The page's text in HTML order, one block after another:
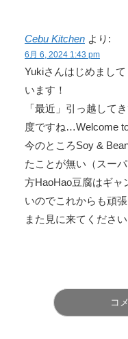
Cebu Kitchen より:
6月 6, 2024 1:43 pm
Yukiさんはじめまし
います！
「最近」引っ越して
度ですね…Welcome
今のところSoy &
たことが無い（スー
方HaoHao豆腐はギャ
いのでこれからも頑
また見に来てください
コ